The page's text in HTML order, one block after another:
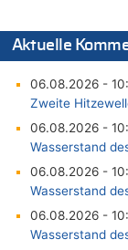
Aktuelle
06.08.2026 -
Zweite
06.08.2026 -
Wasserstand
06.08.2026 -
Wasserstand
06.08.2026 -
Wasserstand